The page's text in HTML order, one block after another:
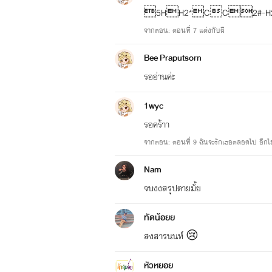
5HH2*CC2#-
จากตอน: ตอนที่ 7 แต่งกับผี
Bee Praputsorn
รออ่านค่ะ
1wyc
รอคร้าา
จากตอน: ตอนที่ 9 ฉันจะรักเธอตลอดไป อีกไ
Nam
จบงงสรุปตายมั้ย
ทัดน้อยย
สงสารนนท์ 😢
หัวหยอย